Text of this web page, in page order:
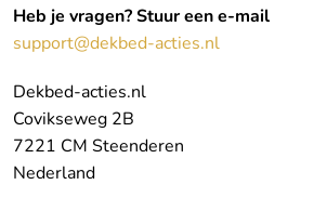
Heb je vragen? Stuur een e-mail
support@dekbed-acties.nl
Dekbed-acties.nl
Covikseweg 2B
7221 CM Steenderen
Nederland